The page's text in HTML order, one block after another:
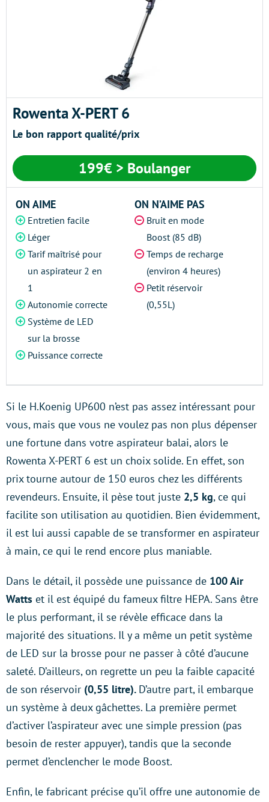
Rowenta X-PERT 6
Le bon rapport qualité/prix
199€ > Boulanger
ON AIME
Entretien facile
Léger
Tarif maîtrisé pour
un aspirateur 2 en
1
Autonomie correcte
Système de LED
sur la brosse
Puissance correcte
ON N’AIME PAS
Bruit en mode
Boost (85 dB)
Temps de recharge
(environ 4 heures)
Petit réservoir
(0,55L)
Si le H.Koenig UP600 n’est pas assez intéressant pour
vous, mais que vous ne voulez pas non plus dépenser
une fortune dans votre aspirateur balai, alors le
Rowenta X-PERT 6 est un choix solide. En effet, son
prix tourne autour de 150 euros chez les différents
revendeurs. Ensuite, il pèse tout juste 2,5 kg, ce qui
facilite son utilisation au quotidien. Bien évidemment,
il est lui aussi capable de se transformer en aspirateur
à main, ce qui le rend encore plus maniable.
Dans le détail, il possède une puissance de 100 Air
Watts et il est équipé du fameux filtre HEPA. Sans être
le plus performant, il se révèle efficace dans la
majorité des situations. Il y a même un petit système
de LED sur la brosse pour ne passer à côté d’aucune
saleté. D’ailleurs, on regrette un peu la faible capacité
de son réservoir (0,55 litre). D’autre part, il embarque
un système à deux gâchettes. La première permet
d’activer l’aspirateur avec une simple pression (pas
besoin de rester appuyer), tandis que la seconde
permet d’enclencher le mode Boost.
Enfin, le fabricant précise qu’il offre une autonomie de